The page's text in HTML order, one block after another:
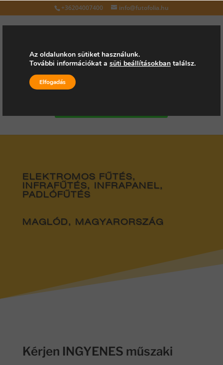
+36204007400 info@futofolia.hu
Válasszon oldalt
ELEKTROMOS FŰTÉS,
INFRAFŰTÉS, INFRAPANEL,
PADLÓFŰTÉS
MAGLÓD, MAGYARORSZÁG
Kérjen INGYENES műszaki
Az oldalunkon sütiket használunk.
További információkat a süti beállításokban találsz.
Elfogadás